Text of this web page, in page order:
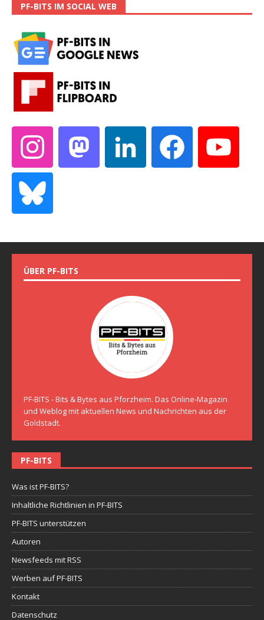
PF-BITS IM SOCIAL WEB
ÜBER PF-BITS
PF-BITS - Bits & Bytes aus Pforzheim. Das Online-Magazin
und Weblog mit aktuellen News und Nachrichten aus der
Goldstadt.
PF-BITS
Was ist PF-BITS?
Inhaltliche Richtlinien in PF-BITS
PF-BITS unterstützen
Autoren
Newsfeeds mit RSS
Werben auf PF-BITS
Kontakt
Datenschutz